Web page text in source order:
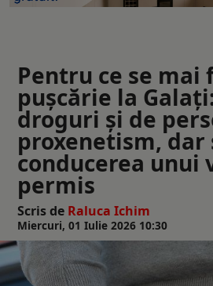
Pentru ce se mai
puşcărie la
droguri şi de
proxenetism, dar
conducerea unui
permis
Scris de Raluca Ichim
Miercuri, 01 Iulie 2026 10:30